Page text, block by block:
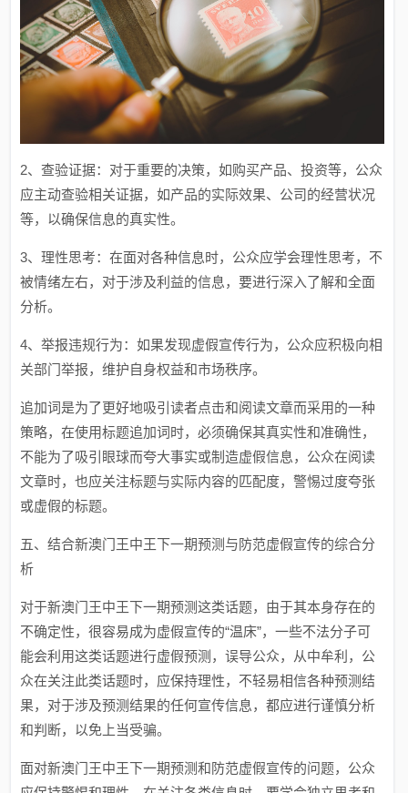
2、查验证据：对于重要的决策，如购买产品、投资等，公众
应主动查验相关证据，如产品的实际效果、公司的经营状况
等，以确保信息的真实性。
3、理性思考：在面对各种信息时，公众应学会理性思考，不
被情绪左右，对于涉及利益的信息，要进行深入了解和全面
分析。
4、举报违规行为：如果发现虚假宣传行为，公众应积极向相
关部门举报，维护自身权益和市场秩序。
追加词是为了更好地吸引读者点击和阅读文章而采用的一种
策略，在使用标题追加词时，必须确保其真实性和准确性，
不能为了吸引眼球而夸大事实或制造虚假信息，公众在阅读
文章时，也应关注标题与实际内容的匹配度，警惕过度夸张
或虚假的标题。
五、结合新澳门王中王下一期预测与防范虚假宣传的综合分
析
对于新澳门王中王下一期预测这类话题，由于其本身存在的
不确定性，很容易成为虚假宣传的“温床”，一些不法分子可
能会利用这类话题进行虚假预测，误导公众，从中牟利，公
众在关注此类话题时，应保持理性，不轻易相信各种预测结
果，对于涉及预测结果的任何宣传信息，都应进行谨慎分析
和判断，以免上当受骗。
面对新澳门王中王下一期预测和防范虚假宣传的问题，公众